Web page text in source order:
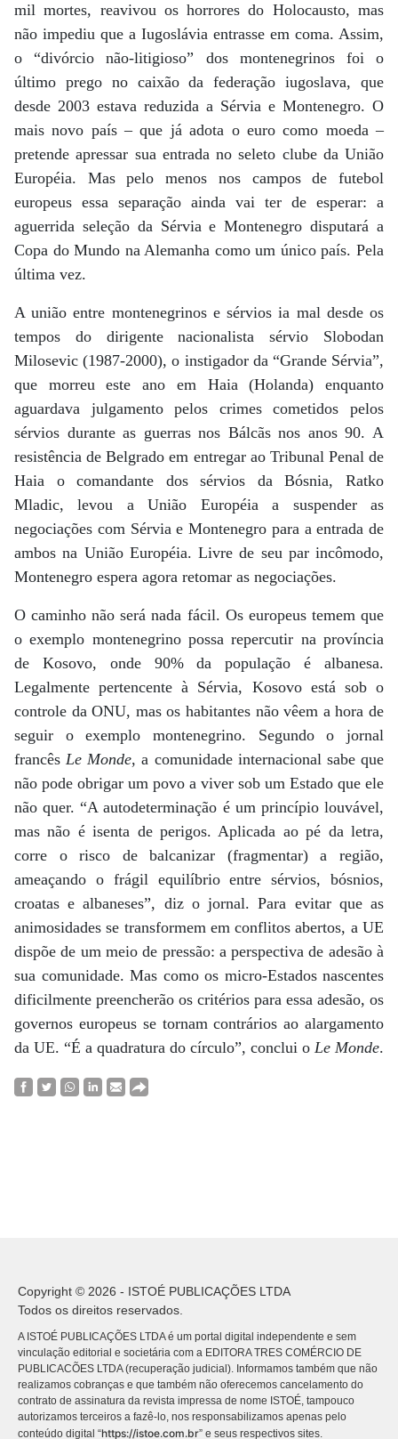
mil mortes, reavivou os horrores do Holocausto, mas
não impediu que a Iugoslávia entrasse em coma. Assim,
o “divórcio não-litigioso” dos montenegrinos foi o
último prego no caixão da federação iugoslava, que
desde 2003 estava reduzida a Sérvia e Montenegro. O
mais novo país – que já adota o euro como moeda –
pretende apressar sua entrada no seleto clube da União
Européia. Mas pelo menos nos campos de futebol
europeus essa separação ainda vai ter de esperar: a
aguerrida seleção da Sérvia e Montenegro disputará a
Copa do Mundo na Alemanha como um único país. Pela
última vez.
A união entre montenegrinos e sérvios ia mal desde os
tempos do dirigente nacionalista sérvio Slobodan
Milosevic (1987-2000), o instigador da “Grande Sérvia”,
que morreu este ano em Haia (Holanda) enquanto
aguardava julgamento pelos crimes cometidos pelos
sérvios durante as guerras nos Bálcãs nos anos 90. A
resistência de Belgrado em entregar ao Tribunal Penal de
Haia o comandante dos sérvios da Bósnia, Ratko
Mladic, levou a União Européia a suspender as
negociações com Sérvia e Montenegro para a entrada de
ambos na União Européia. Livre de seu par incômodo,
Montenegro espera agora retomar as negociações.
O caminho não será nada fácil. Os europeus temem que
o exemplo montenegrino possa repercutir na província
de Kosovo, onde 90% da população é albanesa.
Legalmente pertencente à Sérvia, Kosovo está sob o
controle da ONU, mas os habitantes não vêem a hora de
seguir o exemplo montenegrino. Segundo o jornal
francêsLe Monde, a comunidade internacional sabe que
não pode obrigar um povo a viver sob um Estado que ele
não quer. “A autodeterminação é um princípio louvável,
mas não é isenta de perigos. Aplicada ao pé da letra,
corre o risco de balcanizar (fragmentar) a região,
ameaçando o frágil equilíbrio entre sérvios, bósnios,
croatas e albaneses”, diz o jornal. Para evitar que as
animosidades se transformem em conflitos abertos, a UE
dispõe de um meio de pressão: a perspectiva de adesão à
sua comunidade. Mas como os micro-Estados nascentes
dificilmente preencherão os critérios para essa adesão, os
governos europeus se tornam contrários ao alargamento
da UE. “É a quadratura do círculo”, conclui o Le Monde.
Copyright © 2026 - ISTOÉ PUBLICAÇÕES LTDA
Todos os direitos reservados.
A ISTOÉ PUBLICAÇÕES LTDA é um portal digital independente e sem
vinculação editorial e societária com a EDITORA TRES COMÉRCIO DE
PUBLICACÕES LTDA (recuperação judicial). Informamos também que não
realizamos cobranças e que também não oferecemos cancelamento do
contrato de assinatura da revista impressa de nome ISTOÉ, tampouco
autorizamos terceiros a fazê-lo, nos responsabilizamos apenas pelo
conteúdo digital “https://istoe.com.br” e seus respectivos sites.